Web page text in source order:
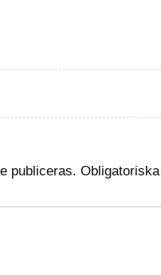
publiceras.